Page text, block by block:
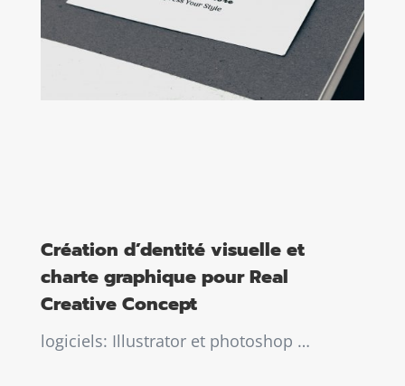
Création d’dentité visuelle et
charte graphique pour Real
Creative Concept
logiciels: Illustrator et photoshop …